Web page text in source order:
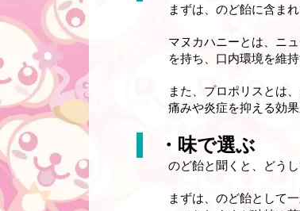
まずは、のど飴に含ま
マヌカハニーとは、ニ
を持ち、口内環境を維
また、プロポリスとは
痛みや炎症を抑える効果
・味で選ぶ
のど飴と聞くと、どう
まずは、のど飴として